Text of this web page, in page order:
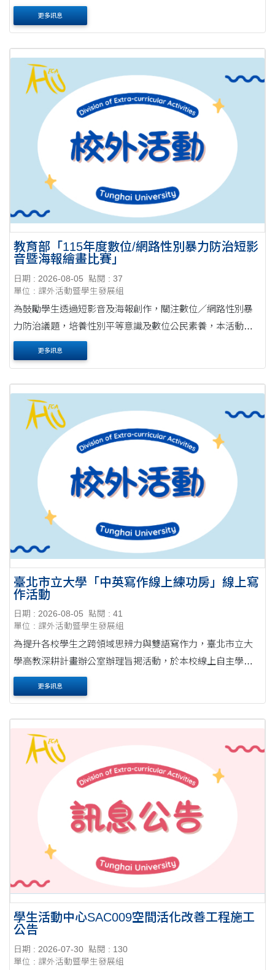
更多訊息
教育部「115年度數位/網路性別暴力防治短影
音暨海報繪畫比賽」
日期 : 2026-08-05
點閱 : 37
單位 : 課外活動暨學生發展組
為鼓勵學生透過短影音及海報創作，關注數位／網路性別暴
力防治議題，培養性別平等意識及數位公民素養，本活動提
供優渥獎金。 本活動相關事宜，可參考本活動官網
(https://deosop.webnode.tw/)，或洽詢劉小姐，電話....
更多訊息
臺北市立大學「中英寫作線上練功房」線上寫
作活動
日期 : 2026-08-05
點閱 : 41
單位 : 課外活動暨學生發展組
為提升各校學生之跨領域思辨力與雙語寫作力，臺北市立大
學高教深耕計畫辦公室辦理旨揭活動，於本校線上自主學習
平台定期發佈指定寫作議題，參與同學之作品可得教師評改
及同儕觀摩互評，並頒發獎狀表揚表現優異....
更多訊息
學生活動中心SAC009空間活化改善工程施工
公告
日期 : 2026-07-30 點閱 : 130
單位 : 課外活動暨學生發展組